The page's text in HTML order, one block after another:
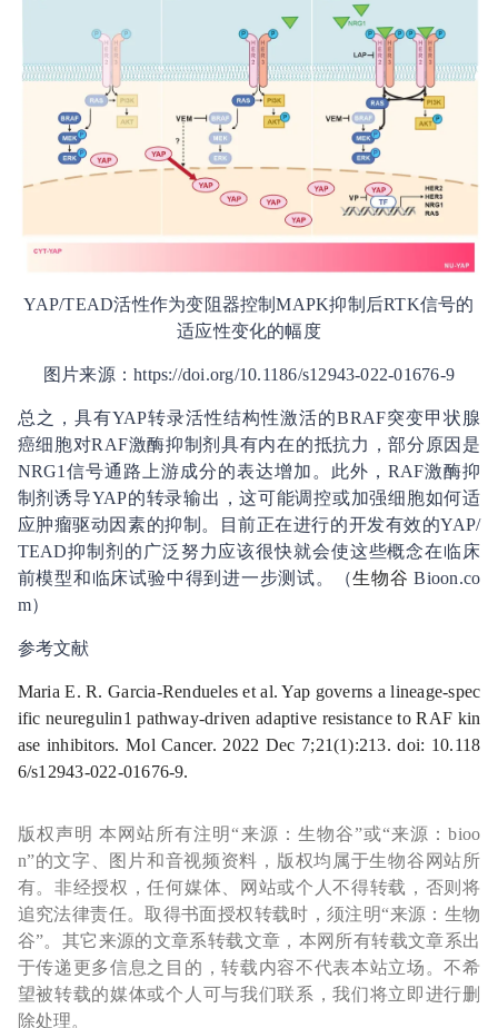
YAP/TEAD活性作为变阻器控制MAPK抑制后RTK信号的
适应性变化的幅度
图片来源：https://doi.org/10.1186/s12943‑022‑01676‑9
总之，具有YAP转录活性结构性激活的BRAF突变甲状腺
癌细胞对RAF激酶抑制剂具有内在的抵抗力，部分原因是
NRG1信号通路上游成分的表达增加。此外，RAF激酶抑
制剂诱导YAP的转录输出，这可能调控或加强细胞如何适
应肿瘤驱动因素的抑制。目前正在进行的开发有效的YAP/
TEAD抑制剂的广泛努力应该很快就会使这些概念在临床
前模型和临床试验中得到进一步测试。（生物谷 Bioon.co
m）
参考文献
Maria E. R. Garcia‑Rendueles et al. Yap governs a lineage‑spec
ific neuregulin1 pathway‑driven adaptive resistance to RAF kin
ase inhibitors. Mol Cancer. 2022 Dec 7;21(1):213. doi: 10.118
6/s12943-022-01676-9.
版权声明 本网站所有注明“来源：生物谷”或“来源：bioo
n”的文字、图片和音视频资料，版权均属于生物谷网站所
有。非经授权，任何媒体、网站或个人不得转载，否则将
追究法律责任。取得书面授权转载时，须注明“来源：生物
谷”。其它来源的文章系转载文章，本网所有转载文章系出
于传递更多信息之目的，转载内容不代表本站立场。不希
望被转载的媒体或个人可与我们联系，我们将立即进行删
除处理。